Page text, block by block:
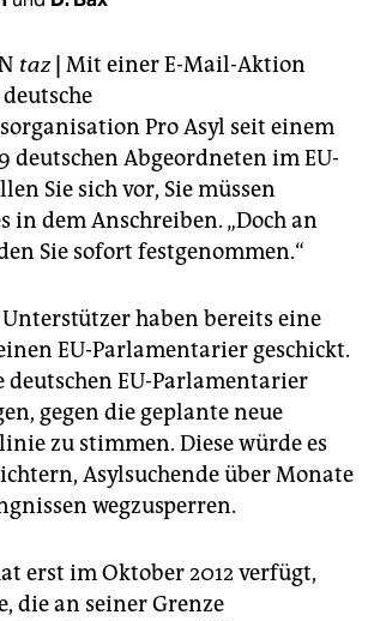
taz Mit einer E-Mail-Aktion
Pro Asyl seit einem
deutschen Abgeordneten im EU-
Sie sich vor, Sie müssen
in dem Anschreiben. „Doch an
Sie sofort festgenommen.“
haben bereits eine
EU-Parlamentarier geschickt.
deutschen EU-Parlamentarier
gegen die geplante neue
zu stimmen. Diese würde es
Asylsuchende über Monate
wegzusperren.
erst im Oktober 2012 verfügt,
die an seiner Grenze